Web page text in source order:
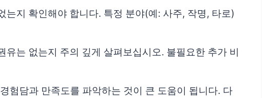
지 확인해야 합니다. 특정 분야(예: 사주, 작명, 타로)
는 없는지 주의 깊게 살펴보십시오. 불필요한 추가 비
험담과 만족도를 파악하는 것이 큰 도움이 됩니다. 다